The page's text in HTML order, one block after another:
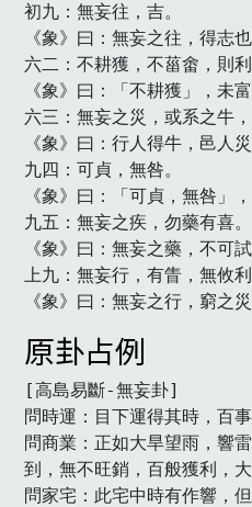
初九：無妄往，吉。
《象》曰：無妄之往，得志也
六二：不耕獲，不菑畬，則利
《象》曰：「不耕獲」，未富
六三：無妄之災，或系之牛
《象》曰：行人得牛，邑人災
九四：可貞，無咎。
《象》曰：「可貞，無咎」
九五：無妄之疾，勿藥有喜。
《象》曰：無妄之藥，不可試
上九：無妄行，有眚，無攸利
《象》曰：無妄之行，窮之
原卦占例
[高島易斷-無妄卦]
問時運：目下運得其時，百事
問商業：正如大旱望雨，響
到，無不旺銷，百般獲利，大
問家宅：此宅中時有作響，